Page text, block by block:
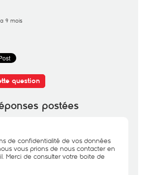
9 mois
question
postées
de confidentialité de vos données
vous prions de nous contacter en
Merci de consulter votre boite de